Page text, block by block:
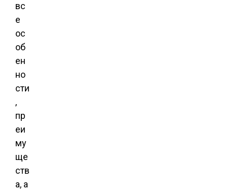
вс
е
ос
об
ен
но
сти
,
пр
еи
му
ще
ств
а, а